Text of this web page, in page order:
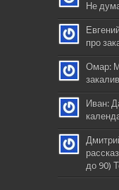
Не
про
Омар:
Иван:
до 90)